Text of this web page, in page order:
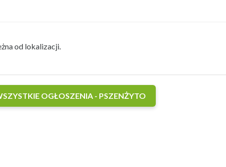
od lokalizacji.
OGŁOSZENIA - PSZENŻYTO